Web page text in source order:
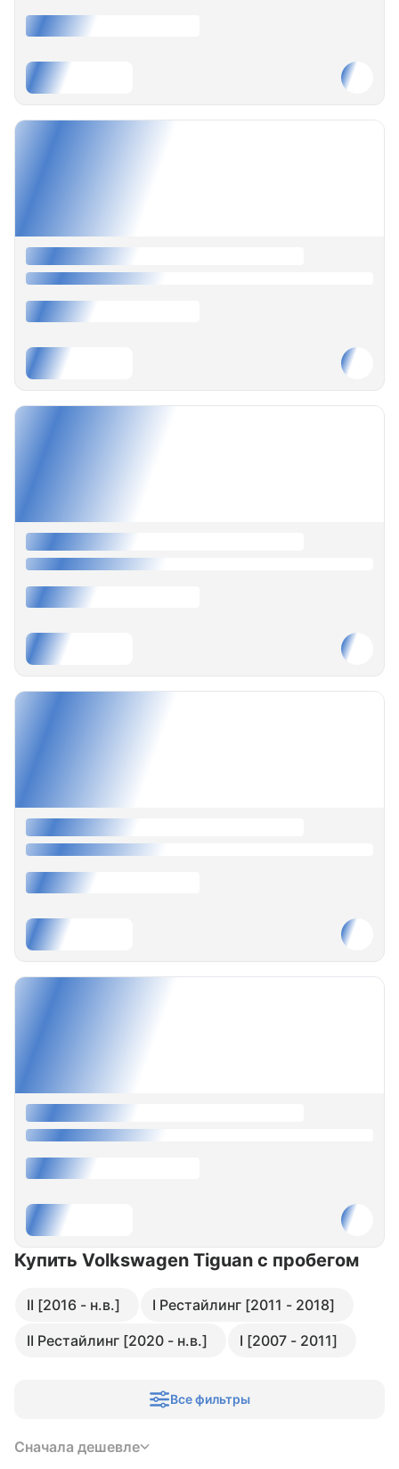
Купить Volkswagen Tiguan с пробегом
II [2016 - н.в.]
I Рестайлинг [2011 - 2018]
II Рестайлинг [2020 - н.в.]
I [2007 - 2011]
Все фильтры
Сначала дешевле